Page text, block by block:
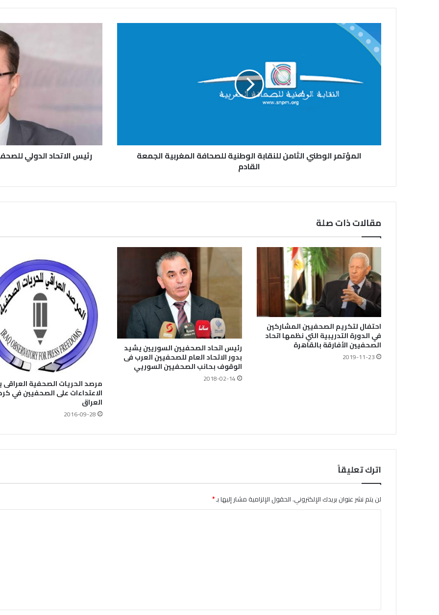
المؤتمر الوطني الثامن للنقابة الوطنية للصحافة المغربية الجمعة
القادم
رئيس الاتحاد الدولي
مقالات ذات صلة
احتفال لتكريم الصحفيين المشاركين
في الدورة التدريبية التي نظمها اتحاد
الصحفيين الأفارقة بالقاهرة
2019-11-23
رئيس اتحاد الصحفيين السوريين يشيد
بدور الاتحاد العام للصحفيين العرب فى
الوقوف بحانب الصحفيين السوريي
2018-02-14 مرصد الحريات الصحفية العراقى
الاعتداءات على الصحفيين في
العراق
2016-09-28
اترك تعليقاً
لن يتم نشر عنوان بريدك الإلكتروني.الحقول الإلزامية مشار إليها بـ*